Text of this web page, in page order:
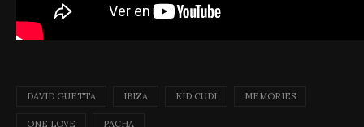
DAVID GUETTA IBIZA KID CUDI MEMORIES
ONE LOVE PACHA